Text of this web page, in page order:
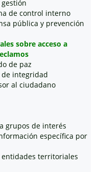
de control interno
pública y prevención
sobre acceso a
de paz
integridad
al ciudadano
grupos de interés
específica por
territoriales